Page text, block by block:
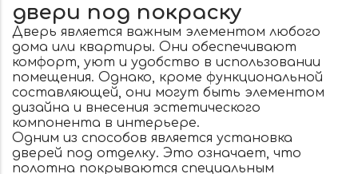
двери под покраску
Дверь является важным элементом любого
дома или квартиры. Они обеспечивают
комфорт, уют и удобство в использовании
помещения. Однако, кроме функциональной
составляющей, они могут быть элементом
дизайна и внесения эстетического
компонента в интерьере.
Одним из способов является установка
дверей под отделку. Это означает, что
полотна покрываются специальным